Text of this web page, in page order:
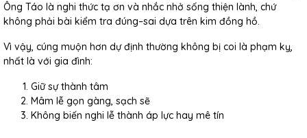
Ông Táo là nghi thức tạ ơn và nhắc nhở sống thiện lành, chứ
không phải bài kiểm tra đúng–sai dựa trên kim đồng hồ.
Vì vậy, cúng muộn hơn dự định thường không bị coi là phạm kỵ,
nhất là với gia đình:
Giữ sự thành tâm
Mâm lễ gọn gàng, sạch sẽ
Không biến nghi lễ thành áp lực hay mê tín